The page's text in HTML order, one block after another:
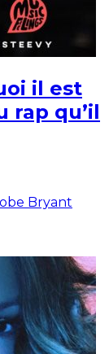
il est
rap qu’il
Bryant